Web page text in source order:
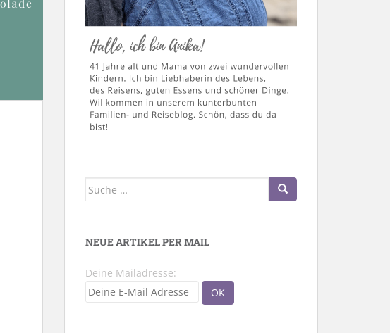
Suche
NEUE ARTIKEL PER MAIL
Deine Mailadresse: